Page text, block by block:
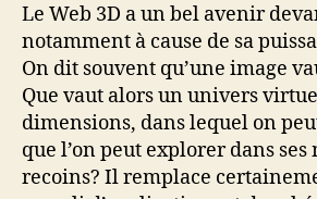
Le Web 3D a un bel avenir
notamment à cause de sa
On dit souvent qu’une image
Que vaut alors un univers
dimensions, dans lequel on
que l’on peut explorer dans
recoins? Il remplace